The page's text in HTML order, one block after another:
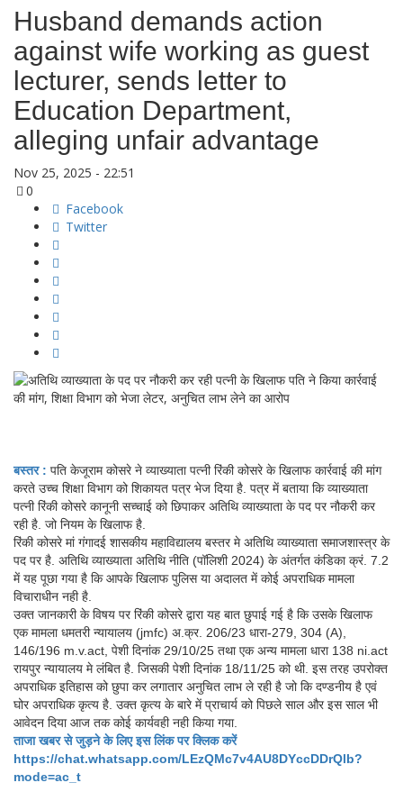
Husband demands action
against wife working as guest
lecturer, sends letter to
Education Department,
alleging unfair advantage
Nov 25, 2025 - 22:51
0
Facebook
Twitter
बस्तर : पति केजूराम कोसरे ने व्याख्याता पत्नी रिंकी कोसरे के खिलाफ कार्रवाई की मांग
करते उच्च शिक्षा विभाग को शिकायत पत्र भेज दिया है. पत्र में बताया कि व्याख्याता
पत्नी रिंकी कोसरे कानूनी सच्चाई को छिपाकर अतिथि व्याख्याता के पद पर नौकरी कर
रही है. जो नियम के खिलाफ है.
रिंकी कोसरे मां गंगादई शासकीय महाविद्यालय बस्तर मे अतिथि व्याख्याता समाजशास्त्र के
पद पर है. अतिथि व्याख्याता अतिथि नीति (पॉलिशी 2024) के अंतर्गत कंडिका क्रं. 7.2
में यह पूछा गया है कि आपके खिलाफ पुलिस या अदालत में कोई अपराधिक मामला
विचाराधीन नही है.
उक्त जानकारी के विषय पर रिंकी कोसरे द्वारा यह बात छुपाई गई है कि उसके खिलाफ
एक मामला धमतरी न्यायालय (jmfc) अ.क्र. 206/23 धारा-279, 304 (A),
146/196 m.v.act, पेशी दिनांक 29/10/25 तथा एक अन्य मामला धारा 138 ni.act
रायपुर न्यायालय मे लंबित है. जिसकी पेशी दिनांक 18/11/25 को थी. इस तरह उपरोक्त
अपराधिक इतिहास को छुपा कर लगातार अनुचित लाभ ले रही है जो कि दण्डनीय है एवं
घोर अपराधिक कृत्य है. उक्त कृत्य के बारे में प्राचार्य को पिछले साल और इस साल भी
आवेदन दिया आज तक कोई कार्यवही नही किया गया.
ताजा खबर से जुड़ने के लिए इस लिंक पर क्लिक करें
https://chat.whatsapp.com/LEzQMc7v4AU8DYccDDrQlb?
mode=ac_t